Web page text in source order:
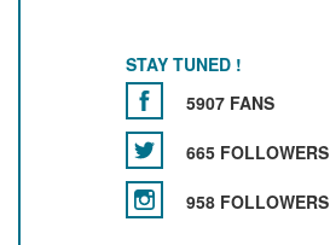
STAY TUNED !
5907 FANS
665 FOLLOWERS
958 FOLLOWERS